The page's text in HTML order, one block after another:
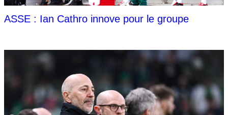
ASSE : Ian Cathro innove pour le groupe